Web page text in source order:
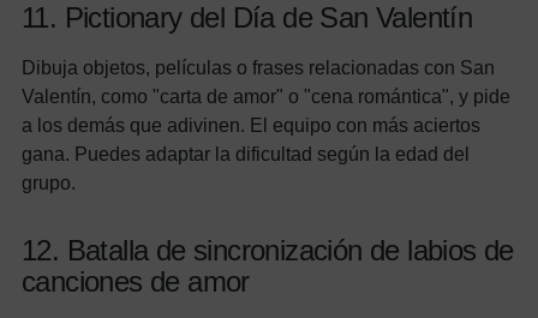
11. Pictionary del Día de San Valentín
Dibuja objetos, películas o frases relacionadas con San
Valentín, como "carta de amor" o "cena romántica", y pide
a los demás que adivinen. El equipo con más aciertos
gana. Puedes adaptar la dificultad según la edad del
grupo.
12. Batalla de sincronización de labios de
canciones de amor